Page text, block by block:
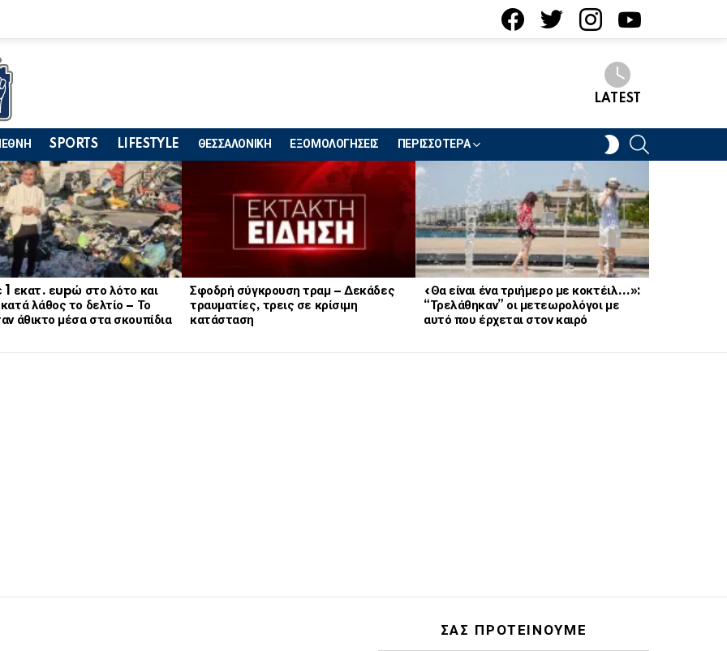
LATEST
SPORTS LIFESTYLE ΘΕΣΣΑΛΟΝΙΚΗ ΕΞΟΜΟΛΟΓΗΣΕΙΣ ΠΕΡΙΣΣΟΤΕΡΑ
SWITCH
SKIN
1 εκατ. εupώ στο λότο και
λάθος το δελτίο – Το
άθικτο μέσα στα σκουπίδια
Σφοδρή σύγκρουση τραμ – Δεκάδες
τραυματίες, τρεις σε κρίσιμη
κατάσταση
«Θα είναι ένα τριήμερο με κοκτέιλ…»:
“Τρελάθηκαν” οι μετεωρολόγοι με
αυτό που έρχεται στον καιρό
ΣΑΣ ΠΡΟΤΕΙΝΟΥΜΕ